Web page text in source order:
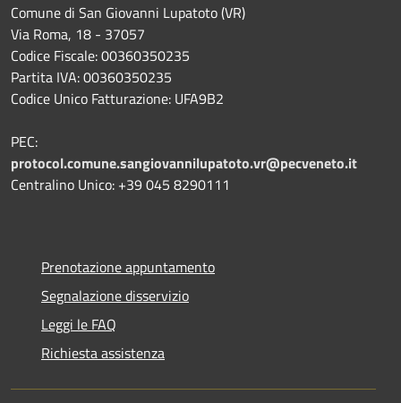
Comune di San Giovanni Lupatoto (VR)
Via Roma, 18 - 37057
Codice Fiscale: 00360350235
Partita IVA: 00360350235
Codice Unico Fatturazione: UFA9B2
PEC:
protocol.comune.sangiovannilupatoto.vr@pecveneto.it
Centralino Unico: +39 045 8290111
Prenotazione appuntamento
Segnalazione disservizio
Leggi le FAQ
Richiesta assistenza